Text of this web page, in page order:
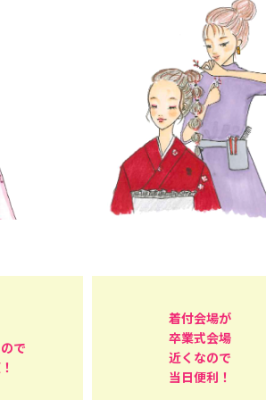
で
着付会場が
卒業式会場
近くなので
当日便利！